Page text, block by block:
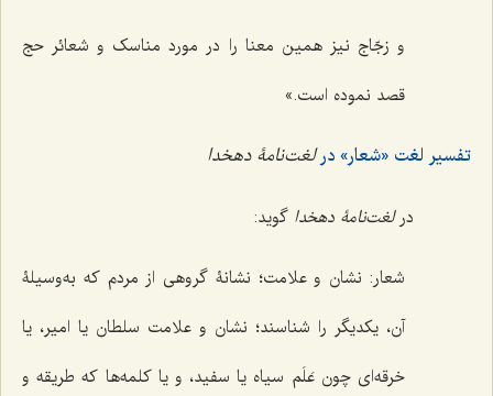
و زجّاج نیز همین معنا را در مورد مناسک و شعائر حج
قصد نموده است.»
تفسیر لغت «شعار» درلغت‌نامۀ دهخدا
درلغت‌نامۀ دهخدا گوید:
شعار: نشان و علامت؛ نشانۀ گروهی از مردم که به‌وسیلۀ
آن، یکدیگر را شناسند؛ نشان و علامت سلطان یا امیر، یا
خرقه‌ای چون عَلَم سیاه یا سفید، و یا کلمه‌ها که طریقه و